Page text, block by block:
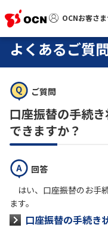
OCNお客さ
OCNお客さまサポ
サポートトップ
サービス名から
工事・故障情報
各種ダウンロ
よくあるご質
ご質問
口座振替の手続
できますか？
回答
はい、口座振替のお手
ます。
口座振替の手続き